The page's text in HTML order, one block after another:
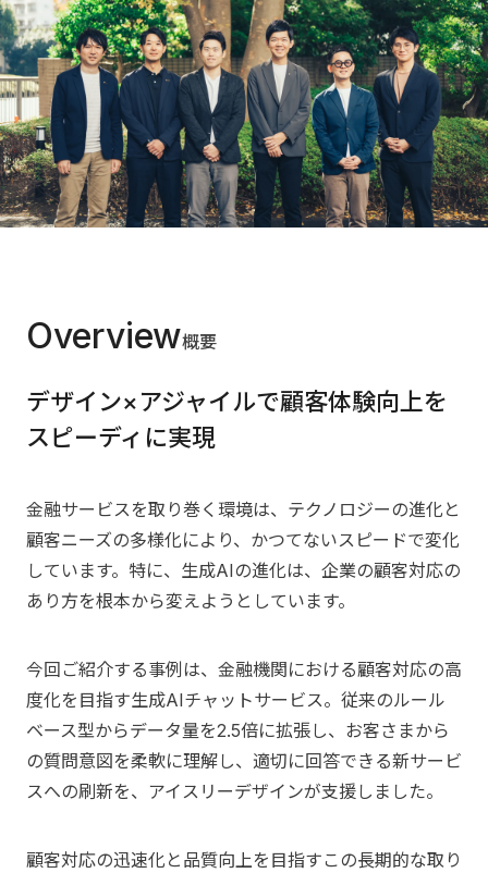
Overview概要
デザイン×アジャイルで顧客体験向上を
スピーディに実現
金融サービスを取り巻く環境は、テクノロジーの進化と
顧客ニーズの多様化により、かつてないスピードで変化
しています。特に、生成AIの進化は、企業の顧客対応の
あり方を根本から変えようとしています。
今回ご紹介する事例は、金融機関における顧客対応の高
度化を目指す生成AIチャットサービス。従来のルール
ベース型からデータ量を2.5倍に拡張し、お客さまから
の質問意図を柔軟に理解し、適切に回答できる新サービ
スへの刷新を、アイスリーデザインが支援しました。
顧客対応の迅速化と品質向上を目指すこの長期的な取り